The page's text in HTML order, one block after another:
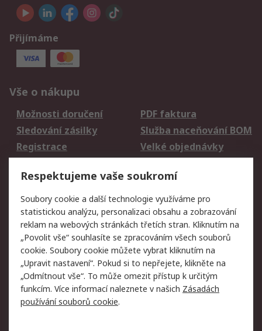
Přijímáme
Vše o nákupu
Možnosti doručení
PDF faktura
Sledování zásilky
Služba naceňování BOM
Registrace
Velké objednávky
Právní
Autorská práva
Obchodní podmínky
společnosti RS
Prohlášení o ochraně
údajů
Zabezpečení
elektronické pošty
Zásady pro soubory
cookie
Zásady ochrany
osobních údajů
Respektujeme vaše soukromí
Soubory cookie a další technologie využíváme pro
statistickou analýzu, personalizaci obsahu a zobrazování
reklam na webových stránkách třetích stran. Kliknutím na
„Povolit vše“ souhlasíte se zpracováním všech souborů
cookie. Soubory cookie můžete vybrat kliknutím na
„Upravit nastavení“. Pokud si to nepřejete, klikněte na
„Odmítnout vše“. To může omezit přístup k určitým
funkcím. Více informací naleznete v našich Zásadách
používání souborů cookie.